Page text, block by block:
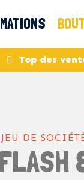
Top des
JEU DE